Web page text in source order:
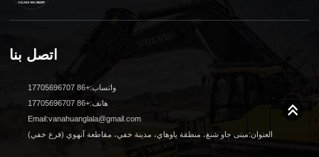
اتصل بنا
واتساب:+86 17705696707
هاتف:+86 17705696707
Email:vanahuanglala@gmail.com
العنوان:مبنى جاو شنغ، منطقة ياوهاي، مدينة خفي، مقاطعة آنهوي (فرع خفي)